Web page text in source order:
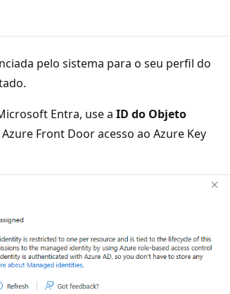
pelo sistema para o seu perfil do
Entra, use a ID do Objeto
Front Door acesso ao Azure Key